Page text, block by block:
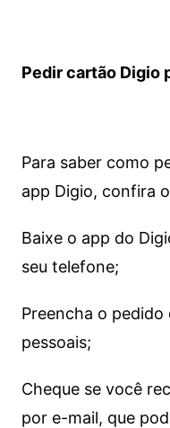
Pedir cartão Digio
Para saber como
app Digio, confira
Baixe o app do
seu telefone;
Preencha o
pessoais;
Cheque se você
por e-mail, que